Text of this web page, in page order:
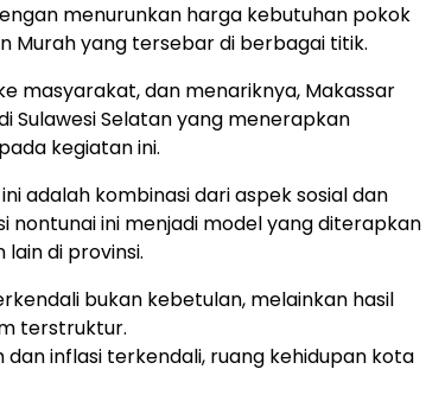
menurunkan harga kebutuhan pokok
Murah yang tersebar di berbagai titik.
masyarakat, dan menariknya, Makassar
Sulawesi Selatan yang menerapkan
kegiatan ini.
adalah kombinasi dari aspek sosial dan
nontunai ini menjadi model yang diterapkan
di provinsi.
bukan kebetulan, melainkan hasil
terstruktur.
inflasi terkendali, ruang kehidupan kota